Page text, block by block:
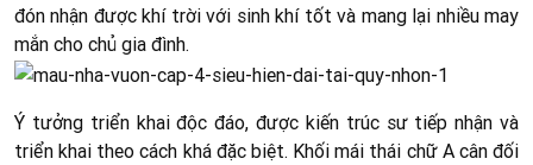
đón nhận được khí trời với sinh khí tốt và mang lại nhiều may
mắn cho chủ gia đình.
Ý tưởng triển khai độc đáo, được kiến trúc sư tiếp nhận và
triển khai theo cách khá đặc biệt. Khối mái thái chữ A cân đối